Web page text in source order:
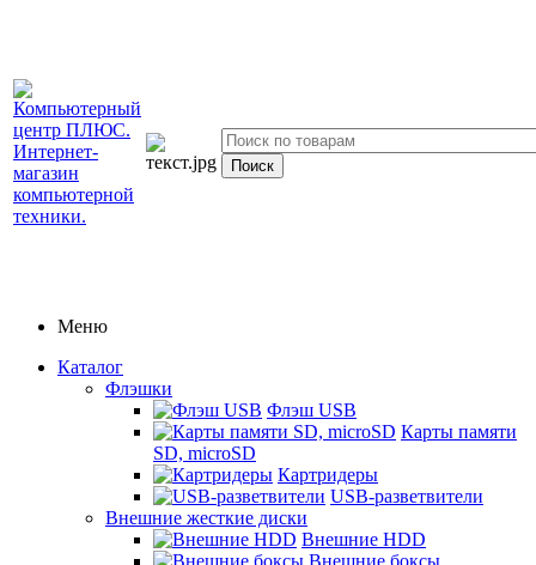
Меню
Каталог
Флэшки
Флэш USB
Карты памяти
SD, microSD
Картридеры
USB-разветвители
Внешние жесткие диски
Внешние HDD
Внешние боксы